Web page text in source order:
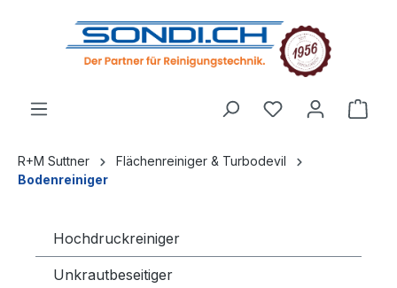
springen
R+M Suttner
Flächenreiniger & Turbodevil
Bodenreiniger
Hochdruckreiniger
Unkrautbeseitiger